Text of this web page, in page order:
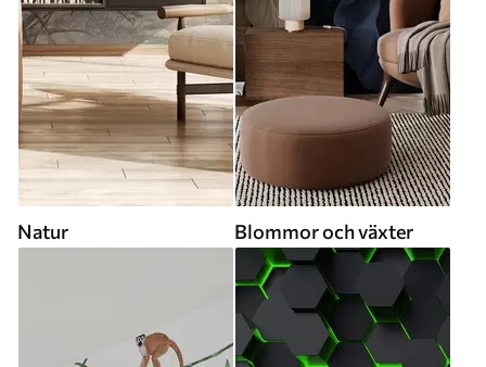
Natur Blommor och växter